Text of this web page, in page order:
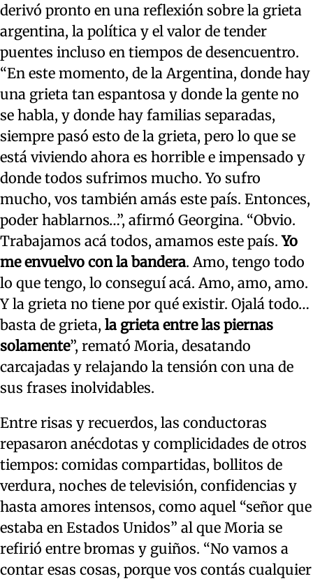
derivó pronto en una reflexión sobre la grieta
argentina, la política y el valor de tender
puentes incluso en tiempos de desencuentro.
“En este momento, de la Argentina, donde hay
una grieta tan espantosa y donde la gente no
se habla, y donde hay familias separadas,
siempre pasó esto de la grieta, pero lo que se
está viviendo ahora es horrible e impensado y
donde todos sufrimos mucho. Yo sufro
mucho, vos también amás este país. Entonces,
poder hablarnos…”, afirmó Georgina. “Obvio.
Trabajamos acá todos, amamos este país.Yo
me envuelvo con la bandera. Amo, tengo todo
lo que tengo, lo conseguí acá. Amo, amo, amo.
Y la grieta no tiene por qué existir. Ojalá todo…
basta de grieta, la grieta entre las piernas
solamente”, remató Moria, desatando
carcajadas y relajando la tensión con una de
sus frases inolvidables.
Entre risas y recuerdos, las conductoras
repasaron anécdotas y complicidades de otros
tiempos: comidas compartidas, bollitos de
verdura, noches de televisión, confidencias y
hasta amores intensos, como aquel “señor que
estaba en Estados Unidos” al que Moria se
refirió entre bromas y guiños. “No vamos a
contar esas cosas, porque vos contás cualquier